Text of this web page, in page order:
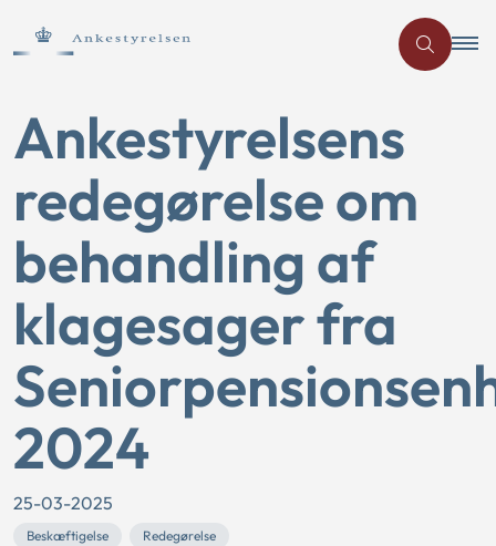
Ankestyrelsens
redegørelse om
behandling af
klagesager fra
2024
25-03-2025
Beskæftigelse Redegørelse